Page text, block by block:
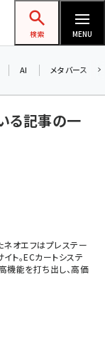
ォーラム
検索 MENU
AI メタバース
る記事の一
オエフはプレステー
ト。ECカートシステ
機能を打ち出し、高価